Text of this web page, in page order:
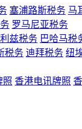
塞浦路斯税务 马
罗马尼亚税务
兹税务 巴哈马税
税务 迪拜税务 纽
照 香港电讯牌照